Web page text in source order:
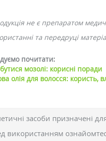
не є препаратом
та передруці
почитати:
мозолі: корисні поради
олія для волосся: користь,
засоби призначені
використанням